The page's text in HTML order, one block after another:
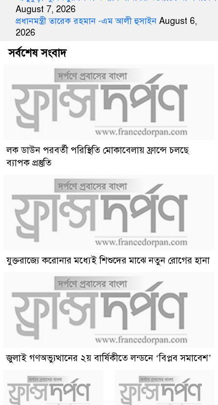
August 7, 2026
প্রধানমন্ত্রী তারেক রহমান -এম আলী হুসাইন August 6,
2026
সর্বশেষ সংবাদ
লক ডাউন পরবর্তী পরিস্থিতি মোকাবেলায় ফ্রান্সে চলছে
ব্যাপক প্রস্তুতি
যুক্তরাজ্যে করোনার মধ্যেই শিশুদের মাঝে নতুন রোগের হানা
জুলাই গণঅভ্যুত্থানের ২য় বার্ষিকীতে লন্ডনে ‘বিপ্লব সমাবেশ’